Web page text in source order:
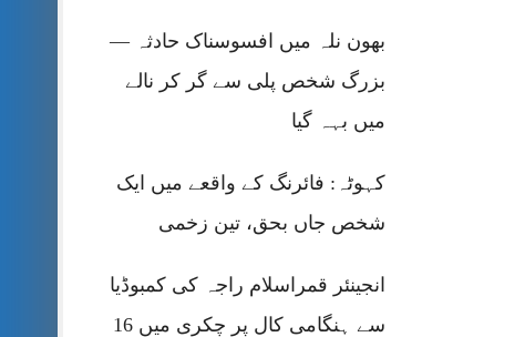
بھون نلہ میں افسوسناک حادثہ —
بزرگ شخص پلی سے گر کر نالے
میں بہہ گیا
کہوٹہ: فائرنگ کے واقعے میں ایک
شخص جاں بحق، تین زخمی
انجینئر قمراسلام راجہ کی کمبوڈیا
سے ہنگامی کال پر چکری میں 16